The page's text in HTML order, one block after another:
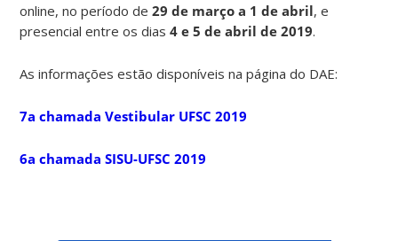
online, no período de29 de março a 1 de abril, e
presencial entre os dias4 e 5 de abril de 2019.
As informações estão disponíveis na página do DAE:
7a chamada Vestibular UFSC 2019
6a chamada SISU-UFSC 2019